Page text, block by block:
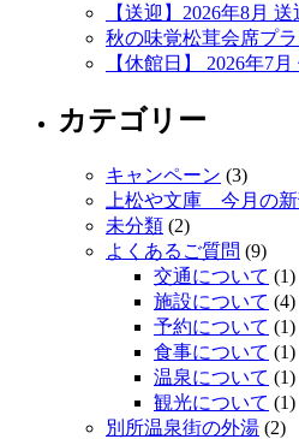
【送迎】2026年8月
秋の味覚松茸会席プ
【休館日】 2026年7
カテゴリー
キャンペーン (3)
上松や文庫 今月の新
未分類 (2)
よくあるご質問 (9)
交通について (1)
施設について (4)
予約について (1)
食事について (1)
温泉について (1)
観光について (1)
別所温泉街の外湯 (2)